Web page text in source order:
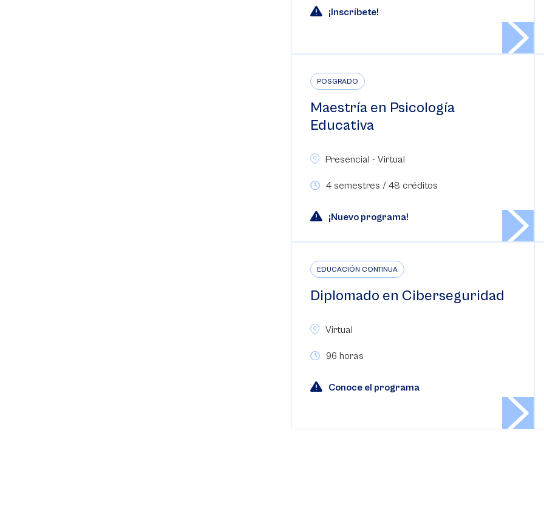
¡Inscríbete!
POSGRADO
Maestría en Psicología
Educativa
Presencial - Virtual
4 semestres / 48 créditos
¡Nuevo programa!
EDUCACIÓN CONTINUA
Diplomado en Ciberseguridad
Virtual
96 horas
Conoce el programa